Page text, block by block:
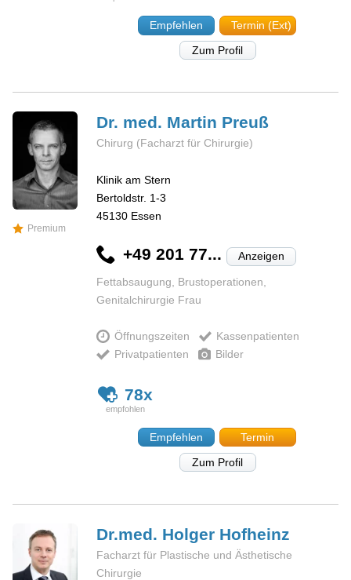
Empfehlen
Termin (Ext)
Zum Profil
Premium
Dr. med. Martin Preuß
Chirurg (Facharzt für Chirurgie)
Klinik am Stern
Bertoldstr. 1-3
45130 Essen
+49 201 77... Anzeigen
Fettabsaugung, Brustoperationen,
Genitalchirurgie Frau
Öffnungszeiten
Kassenpatienten
Privatpatienten
Bilder
78x
Empfehlen
Termin
Zum Profil
Dr.med. Holger Hofheinz
Facharzt für Plastische und Ästhetische
Chirurgie